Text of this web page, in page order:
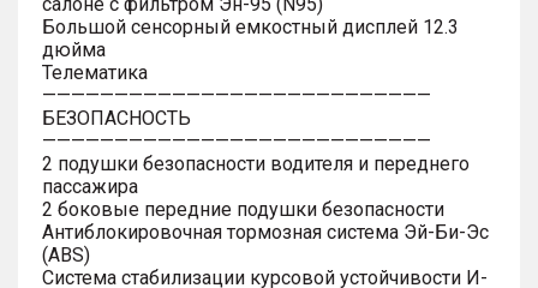
Большой сенсорный емкостный дисплей 12.3
дюйма
Телематика
———————————————————————————
БЕЗОПАСНОСТЬ
———————————————————————————
2 подушки безопасности водителя и переднего
пассажира
2 боковые передние подушки безопасности
Антиблокировочная тормозная система Эй-Би-Эс
(ABS)
Система стабилизации курсовой устойчивости И-